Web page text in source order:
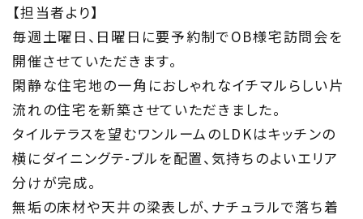
Maintenance
家のメンテナンス
じゅうmado
住宅相談窓口 じゅうmado
【担当者より】
毎週土曜日、日曜日に要予約制でOB様宅訪問会を
開催させていただきます。
閑静な住宅地の一角におしゃれなイチマルらしい片
流れの住宅を新築させていただきました。
タイルテラスを望むワンルームのLDKはキッチンの
横にダイニングテ-ブルを配置、気持ちのよいエリア
分けが完成。
無垢の床材や天井の梁表しが、ナチュラルで落ち着